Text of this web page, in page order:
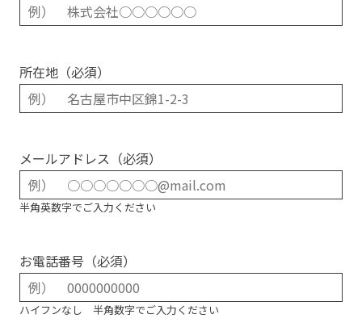
所在地（必須）
メールアドレス（必須）
半角英数字でご入力ください
お電話番号（必須）
ハイフンなし 半角数字でご入力ください